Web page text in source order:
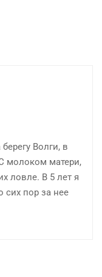
Волги, в
молоком матери,
ловле. В 5 лет я
сих пор за нее